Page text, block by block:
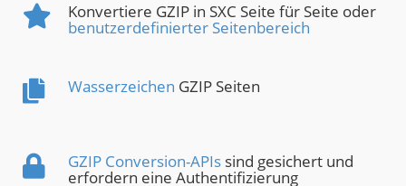
Konvertiere GZIP in SXC Seite für Seite oder
benutzerdefinierter Seitenbereich
Wasserzeichen GZIP Seiten
GZIP Conversion-APIs sind gesichert und
erfordern eine Authentifizierung